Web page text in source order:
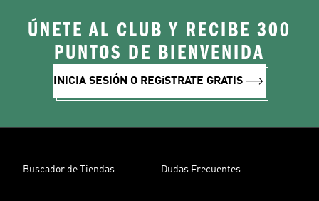
ÚNETE AL CLUB Y RECIBE 300
PUNTOS DE BIENVENIDA
INICIA SESIÓN O REGíSTRATE GRATIS
Buscador de Tiendas Dudas Frecuentes